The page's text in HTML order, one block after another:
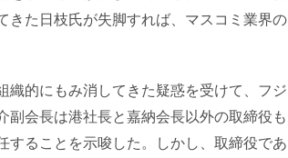
きた日枝氏が失脚すれば、マスコミ業界の
織的にもみ消してきた疑惑を受けて、フジ
会長は港社長と嘉納会長以外の取締役も
することを示唆した。しかし、取締役であ